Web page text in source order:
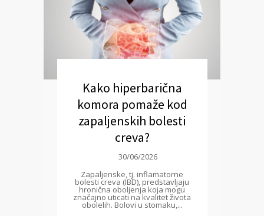
Kako hiperbarična
komora pomaže kod
zapaljenskih bolesti
creva?
30/06/2026
Zapaljenske, tj. inflamatorne
bolesti creva (IBD), predstavljaju
hronična oboljenja koja mogu
značajno uticati na kvalitet života
obolelih. Bolovi u stomaku,...